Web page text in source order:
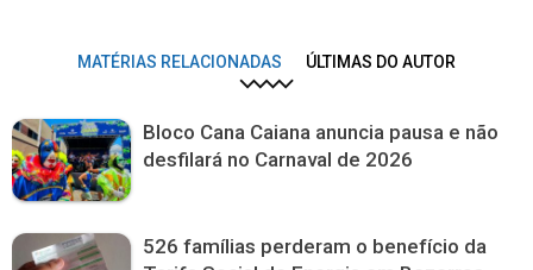
MATÉRIAS RELACIONADAS ÚLTIMAS DO AUTOR
Bloco Cana Caiana anuncia pausa e não
desfilará no Carnaval de 2026
526 famílias perderam o benefício da